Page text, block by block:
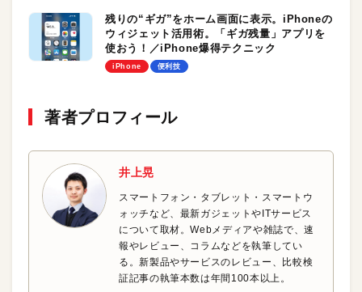
残りの“ギガ”をホーム画面に表示。iPhoneの
ウィジェット活用術。「ギガ残量」アプリを
使おう！／iPhone爆得テクニック
iPhone 便利技
著者プロフィール
井上晃
スマートフォン・タブレット・スマートウ
ォッチなど、最新ガジェットやITサービス
について取材。Webメディアや雑誌で、速
報やレビュー、コラムなどを執筆してい
る。新製品やサービスのレビュー、比較検
証記事の執筆本数は年間100本以上。